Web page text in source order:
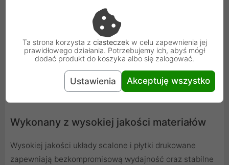
Wykonany z wysokiej jakości materiałów
Wysokiej jakości układy scalone i płytki drukowane
zapewniają bezkompromisową wydajność oraz stabilne
Ta strona korzysta z ciasteczek w celu zapewnienia jej
prawidłowego działania. Potrzebujemy ich, abyś mógł
dodać produkt do koszyka albo się zalogować.
Ustawienia Akceptuję wszystko